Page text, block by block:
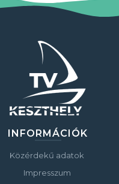
INFORMÁCIÓK
Közérdekű adatok
Impresszum